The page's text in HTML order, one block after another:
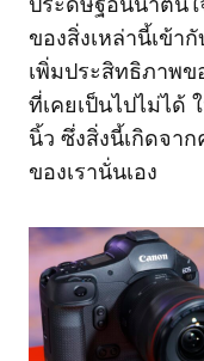
ของสิ่งเหล่านี้เข้า
เพิ่มประสิทธิภาพ
ที่เคยเป็นไปไม่ได้
นิ้ว ซึ่งสิ่งนี้เกิดจา
ของเรานั่นเอง